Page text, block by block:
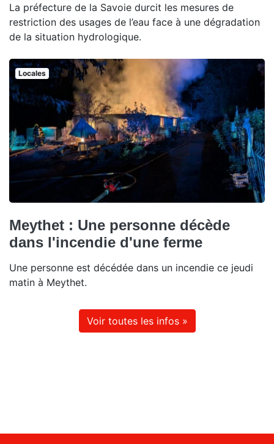
La préfecture de la Savoie durcit les mesures de
restriction des usages de l’eau face à une dégradation
de la situation hydrologique.
Locales
Meythet : Une personne décède
dans l'incendie d'une ferme
Une personne est décédée dans un incendie ce jeudi
matin à Meythet.
Voir toutes les infos »